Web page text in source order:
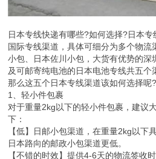
日本专线快递有哪些?如何选择?日本
国际专线渠道，具体可细分为多个物
小包、日本佐川小包，大货有优势的深
及可邮寄纯电池的日本电池专线共五个
那么这五个日本专线渠道该如何选择呢?
1、轻小件包裹
对于重量2kg以下的轻小件包裹，建议
下：
【低】日邮小包渠道，在重量2kg以下
日本路向的邮政小包渠道更低。
【不错的时效】提供4-6天的物流签收